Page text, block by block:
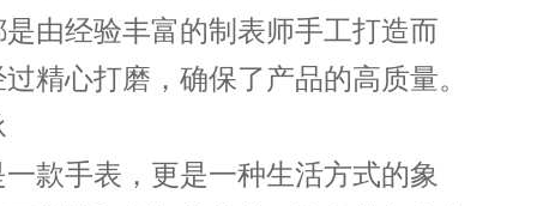
由经验丰富的制表师手工打造而
精心打磨，确保了产品的高质量。
手表，更是一种生活方式的象